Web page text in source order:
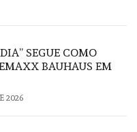
SEGUE COMO
BAUHAUS EM
2026